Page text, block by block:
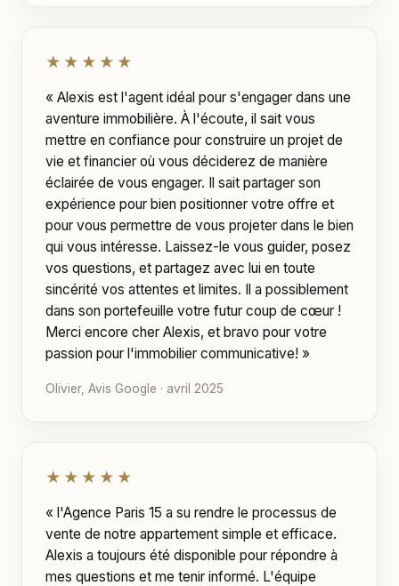
★★★★★
« Alexis est l'agent idéal pour s'engager dans une
aventure immobilière. À l'écoute, il sait vous
mettre en confiance pour construire un projet de
vie et financier où vous déciderez de manière
éclairée de vous engager. Il sait partager son
expérience pour bien positionner votre offre et
pour vous permettre de vous projeter dans le bien
qui vous intéresse. Laissez-le vous guider, posez
vos questions, et partagez avec lui en toute
sincérité vos attentes et limites. Il a possiblement
dans son portefeuille votre futur coup de cœur !
Merci encore cher Alexis, et bravo pour votre
passion pour l'immobilier communicative! »
Olivier, Avis Google · avril 2025
★★★★★
« l'Agence Paris 15 a su rendre le processus de
vente de notre appartement simple et efficace.
Alexis a toujours été disponible pour répondre à
mes questions et me tenir informé. L'équipe